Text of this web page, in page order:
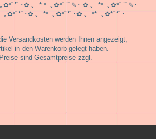
✿*ﾟ’ﾟ･✿.｡.:* *.:｡✿*ﾟ¨ﾟ✎･ ✿.｡.:**.:｡✿*ﾟ¨ﾟ✎･
✿*ﾟ‘ﾟ･✿.｡.:**.:｡✿*ﾟ‘ﾟ･✿.｡.:**.:｡✿*ﾟ‘ﾟ･
Versandkosten werden Ihnen angezeigt,
in den Warenkorb gelegt haben.
sind Gesamtpreise zzgl.